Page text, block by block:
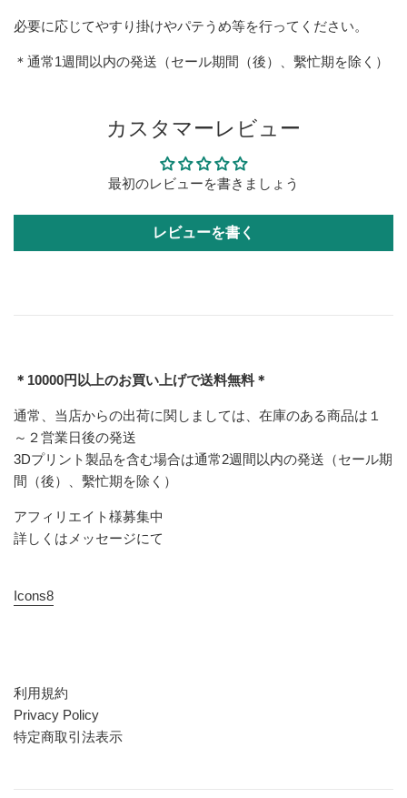
必要に応じてやすり掛けやパテうめ等を行ってください。
＊通常1週間以内の発送（セール期間（後）、繫忙期を除く）
カスタマーレビュー
最初のレビューを書きましょう
レビューを書く
＊10000円以上のお買い上げで送料無料＊
通常、当店からの出荷に関しましては、在庫のある商品は１
～２営業日後の発送
3Dプリント製品を含む場合は通常2週間以内の発送（セール期
間（後）、繫忙期を除く）
アフィリエイト様募集中
詳しくはメッセージにて
Icons8
利用規約
Privacy Policy
特定商取引法表示